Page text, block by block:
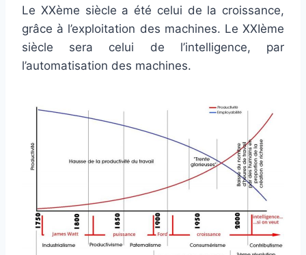
Le XXème siècle a été celui de la croissance,
grâce à l’exploitation des machines. Le XXIème
siècle sera celui de l’intelligence, par
l’automatisation des machines.